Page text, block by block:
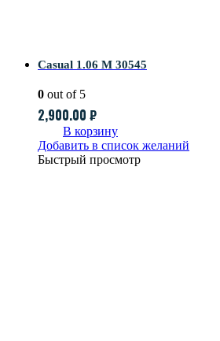
Casual 1.06 M 30545
0 out of 5
2,900.00 ₽
В корзину
Добавить в список желаний
Быстрый просмотр